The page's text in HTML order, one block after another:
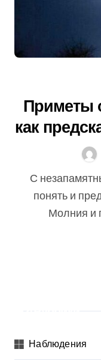
Приметы
как
С незапамятных времен человек пытался
понять и
Молния и
Наблюдения